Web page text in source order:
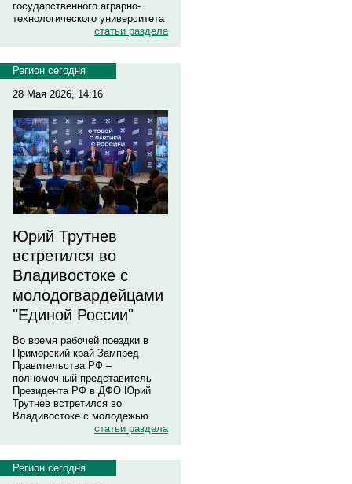
государственного аграрно-
технологического университета
статьи раздела
Регион сегодня
28 Мая 2026, 14:16
Юрий Трутнев
встретился во
Владивостоке с
молодогвардейцами
"Единой России"
Во время рабочей поездки в
Приморский край Зампред
Правительства РФ –
полномочный представитель
Президента РФ в ДФО Юрий
Трутнев встретился во
Владивостоке с молодежью.
статьи раздела
Регион сегодня